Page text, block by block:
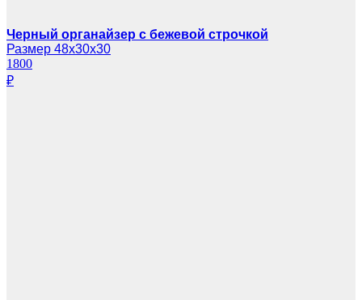
Черный органайзер с бежевой строчкой
Размер 48х30х30
1800
₽